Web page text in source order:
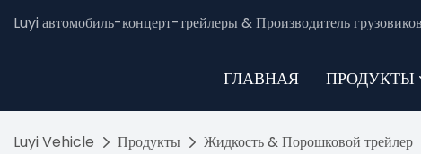
Luyi автомобиль-концерт-трейлеры & Производитель грузовиков
ГЛАВНАЯ ПРОДУКТЫ
Luyi Vehicle Продукты Жидкость & Порошковой трейлер